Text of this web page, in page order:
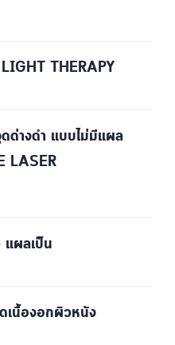
THERAPY
ดด่างดำ แบบไม่มีแผล
LASER
ผลเป็น
นื้องอกผิวหนัง